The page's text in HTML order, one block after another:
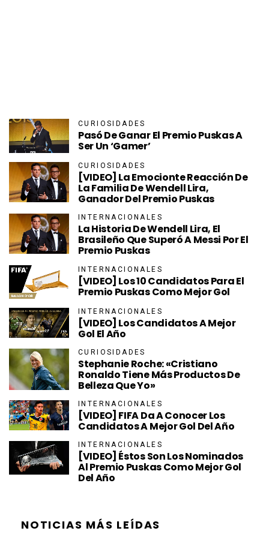
CURIOSIDADES
Pasó De Ganar El Premio Puskas A
Ser Un ‘gamer’
CURIOSIDADES
[VIDEO] La Emocionte Reacción De
La Familia De Wendell Lira,
Ganador Del Premio Puskas
INTERNACIONALES
La Historia De Wendell Lira, El
Brasileño Que Superó A Messi Por El
Premio Puskas
INTERNACIONALES
[VIDEO] Los 10 Candidatos Para El
Premio Puskas Como Mejor Gol
INTERNACIONALES
[VIDEO] Los Candidatos A Mejor
Gol El Año
CURIOSIDADES
Stephanie Roche: «Cristiano
Ronaldo Tiene Más Productos De
Belleza Que Yo»
INTERNACIONALES
[VIDEO] FIFA Da A Conocer Los
Candidatos A Mejor Gol Del Año
INTERNACIONALES
[VIDEO] Éstos Son Los Nominados
Al Premio Puskas Como Mejor Gol
Del Año
NOTICIAS MÁS LEÍDAS